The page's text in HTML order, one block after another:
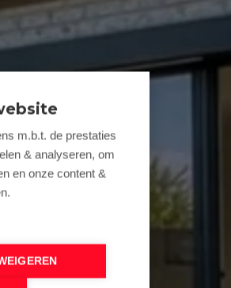
m.b.t. de prestaties
& analyseren, om
en onze content &